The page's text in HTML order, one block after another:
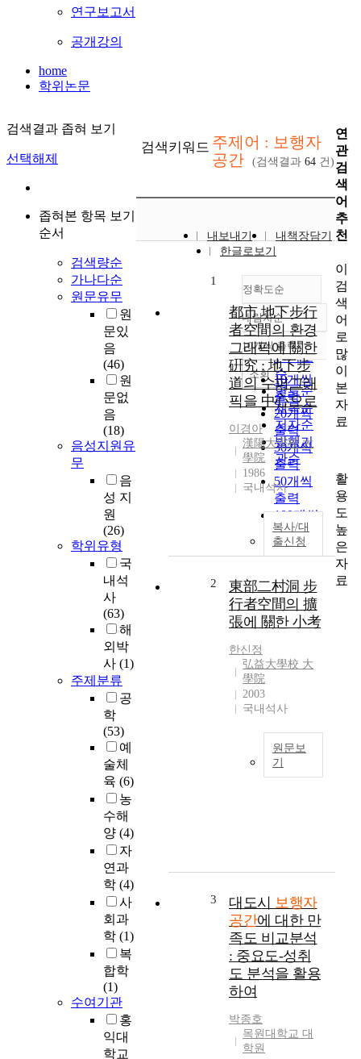
연구보고서
공개강의
home
학위논문
검색결과 좁혀 보기
선택해제
좁혀본 항목 보기
순서
검색량순
가나다순
원문유무
원
문있
음
(46)
원
문없
음
(18)
음성지원유
무
음
성 지
원
(26)
학위유형
국
내석
사
(63)
해
외박
사 (1)
주제분류
공
학
(53)
예
술체
육 (6)
농
수해
양 (4)
자
연과
학 (4)
사
회과
학 (1)
복
합학
(1)
수여기관
홍
익대
학교
검색키워드 주제어 : 보행자
공간
(검색결과 64 건)
내보내기
내책장담기
한글로보기
정확도순
정확도
순
인기도
순
연도순
제목순
저자순
발행기
관순
내림차순
내림차순
10개씩 출력
10개씩
출력
20개씩
출력
30개씩
출력
50개씩
출력
100개씩
출력
조회
1
都市 地下步行
者空間의 환경
그래픽에 關한
硏究 : 地下步
道의 수퍼그래
픽을 中心으로
이경아
漢陽大學校 大
學院
1986
국내석사
복사/대
출신청
2
東部二村洞 步
行者空間의 擴
張에 關한 小考
한신정
弘益大學校 大
學院
2003
국내석사
원문보
기
3 대도시 보행자
공간에 대한 만
족도 비교분석
: 중요도-성취
도 분석을 활용
하여
박종호
목원대학교 대
학원
연
관
검
색
어
추
천
이
검
색
어
로
많
이
본
자
료
활
용
도
높
은
자
료